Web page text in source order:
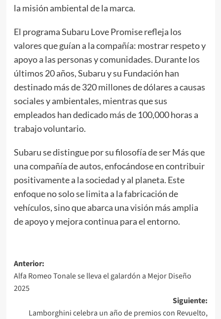
la misión ambiental de la marca.
El programa Subaru Love Promise refleja los
valores que guían a la compañía: mostrar respeto y
apoyo a las personas y comunidades. Durante los
últimos 20 años, Subaru y su Fundación han
destinado más de 320 millones de dólares a causas
sociales y ambientales, mientras que sus
empleados han dedicado más de 100,000 horas a
trabajo voluntario.
Subaru se distingue por su filosofía de ser Más que
una compañía de autos, enfocándose en contribuir
positivamente a la sociedad y al planeta. Este
enfoque no solo se limita a la fabricación de
vehículos, sino que abarca una visión más amplia
de apoyo y mejora continua para el entorno.
Navegación
de
entradas
Anterior:
Alfa Romeo Tonale se lleva el galardón a Mejor Diseño
2025
Siguiente:
Lamborghini celebra un año de premios con Revuelto,